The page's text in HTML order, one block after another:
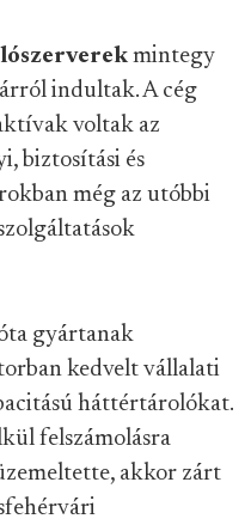
mintegy
indultak. A cég
voltak az
biztosítási és
még az utóbbi
gyártanak
kedvelt vállalati
háttértárolókat.
felszámolásra
akkor zárt